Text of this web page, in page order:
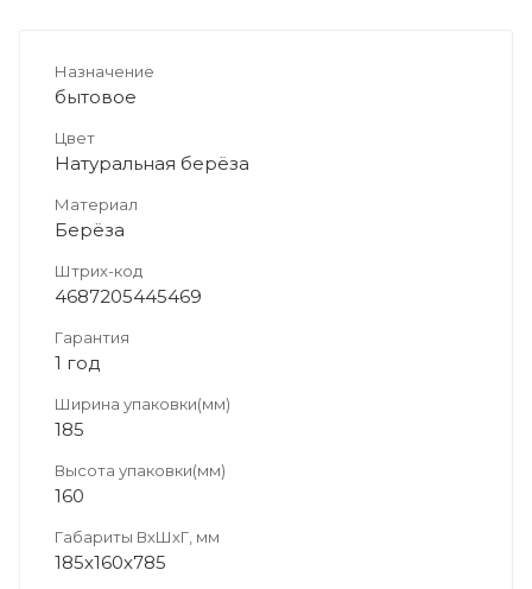
Назначение
бытовое
Цвет
Натуральная берёза
Материал
Берёза
Штрих-код
4687205445469
Гарантия
1 год
Ширина упаковки(мм)
185
Высота упаковки(мм)
160
Габариты ВхШхГ, мм
185х160х785